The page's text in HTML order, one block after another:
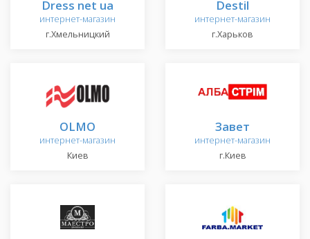
Dress net ua
интернет-магазин
г.Хмельницкий
Destil
интернет-магазин
г.Харьков
OLMO
интернет-магазин
Киев
Завет
интернет-магазин
г.Киев